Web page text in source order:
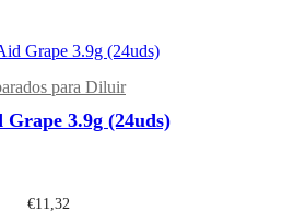
para Diluir
3.9g (24uds)
€11,32